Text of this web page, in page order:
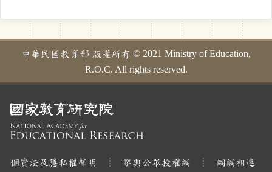
中華民國教育部 版權所有 © 2021 Ministry of Education,
R.O.C. All rights reserved.
個資法及隱私權聲明 辭典公眾授權網
網網相連